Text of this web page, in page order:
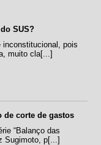
SUS?
inconstitucional, pois
muito cla[...]
de corte de gastos
“Balanço das
Sugimoto, p[...]